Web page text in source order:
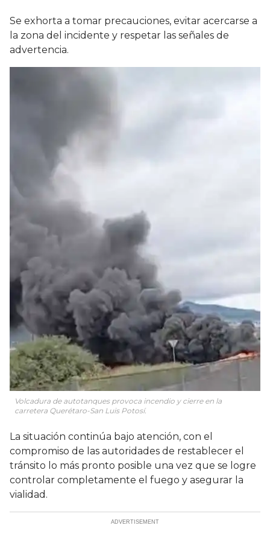
Se exhorta a tomar precauciones, evitar acercarse a
la zona del incidente y respetar las señales de
advertencia.
Volcadura de autotanques provoca incendio y cierre en la
carretera Querétaro-San Luis Potosí.
La situación continúa bajo atención, con el
compromiso de las autoridades de restablecer el
tránsito lo más pronto posible una vez que se logre
controlar completamente el fuego y asegurar la
vialidad.